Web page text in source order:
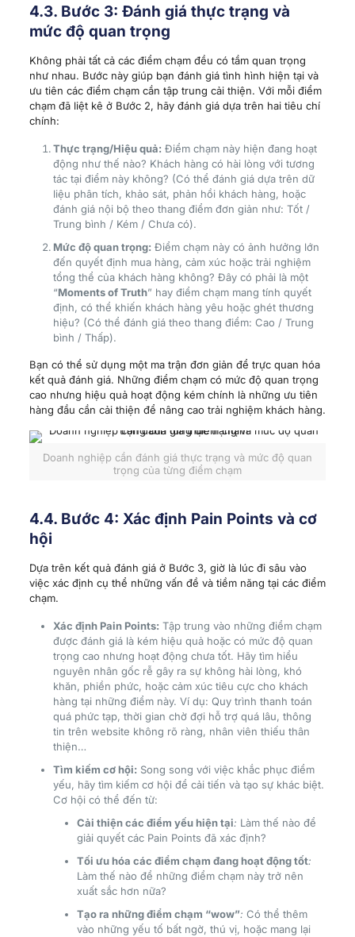
4.3. Bước 3: Đánh giá thực trạng và
mức độ quan trọng
Không phải tất cả các điểm chạm đều có tầm quan trọng
như nhau. Bước này giúp bạn đánh giá tình hình hiện tại và
ưu tiên các điểm chạm cần tập trung cải thiện. Với mỗi điểm
chạm đã liệt kê ở Bước 2, hãy đánh giá dựa trên hai tiêu chí
chính:
Thực trạng/Hiệu quả: Điểm chạm này hiện đang hoạt
động như thế nào? Khách hàng có hài lòng với tương
tác tại điểm này không? (Có thể đánh giá dựa trên dữ
liệu phân tích, khảo sát, phản hồi khách hàng, hoặc
đánh giá nội bộ theo thang điểm đơn giản như: Tốt /
Trung bình / Kém / Chưa có).
Mức độ quan trọng: Điểm chạm này có ảnh hưởng lớn
đến quyết định mua hàng, cảm xúc hoặc trải nghiệm
tổng thể của khách hàng không? Đây có phải là một
“Moments of Truth” hay điểm chạm mang tính quyết
định, có thể khiến khách hàng yêu hoặc ghét thương
hiệu? (Có thể đánh giá theo thang điểm: Cao / Trung
bình / Thấp).
Bạn có thể sử dụng một ma trận đơn giản để trực quan hóa
kết quả đánh giá. Những điểm chạm có mức độ quan trọng
cao nhưng hiệu quả hoạt động kém chính là những ưu tiên
hàng đầu cần cải thiện để nâng cao trải nghiệm khách hàng.
Doanh nghiệp cần đánh giá thực trạng và mức độ quan
trọng của từng điểm chạm
4.4. Bước 4: Xác định Pain Points và cơ
hội
Dựa trên kết quả đánh giá ở Bước 3, giờ là lúc đi sâu vào
việc xác định cụ thể những vấn đề và tiềm năng tại các điểm
chạm.
Xác định Pain Points: Tập trung vào những điểm chạm
được đánh giá là kém hiệu quả hoặc có mức độ quan
trọng cao nhưng hoạt động chưa tốt. Hãy tìm hiểu
nguyên nhân gốc rễ gây ra sự không hài lòng, khó
khăn, phiền phức, hoặc cảm xúc tiêu cực cho khách
hàng tại những điểm này. Ví dụ: Quy trình thanh toán
quá phức tạp, thời gian chờ đợi hỗ trợ quá lâu, thông
tin trên website không rõ ràng, nhân viên thiếu thân
thiện…
Tìm kiếm cơ hội: Song song với việc khắc phục điểm
yếu, hãy tìm kiếm cơ hội để cải tiến và tạo sự khác biệt.
Cơ hội có thể đến từ:
Cải thiện các điểm yếu hiện tại: Làm thế nào để
giải quyết các Pain Points đã xác định?
Tối ưu hóa các điểm chạm đang hoạt động tốt:
Làm thế nào để những điểm chạm này trở nên
xuất sắc hơn nữa?
Tạo ra những điểm chạm “wow”: Có thể thêm
vào những yếu tố bất ngờ, thú vị, hoặc mang lại